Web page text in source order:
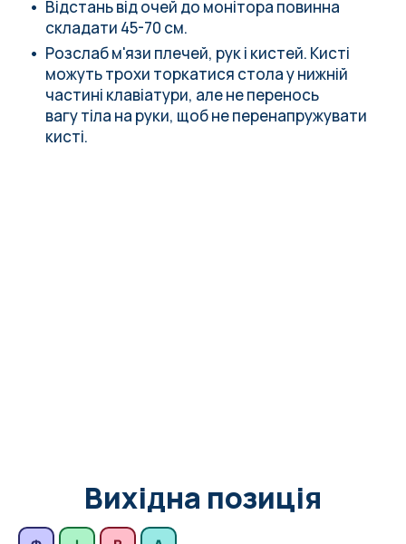
Відстань від очей до монітора повинна
складати 45-70 см.
Розслаб м'язи плечей, рук і кистей. Кисті
можуть трохи торкатися стола у нижній
частині клавіатури, але не перенось
вагу тіла на руки, щоб не перенапружувати
кисті.
Вихідна позиція